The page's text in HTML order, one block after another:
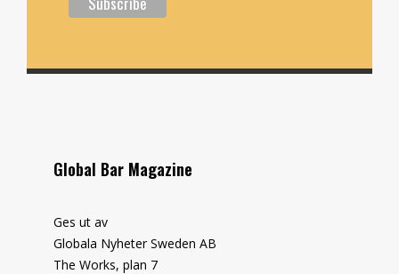
Global Bar Magazine
Ges ut av
Globala Nyheter Sweden AB
The Works, plan 7